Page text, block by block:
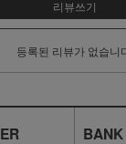
리뷰쓰기
등록된 리뷰가 없습니